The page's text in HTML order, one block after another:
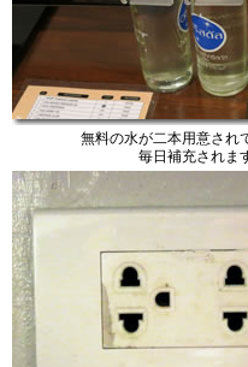
無料の水が二本用意され
毎日補充されま